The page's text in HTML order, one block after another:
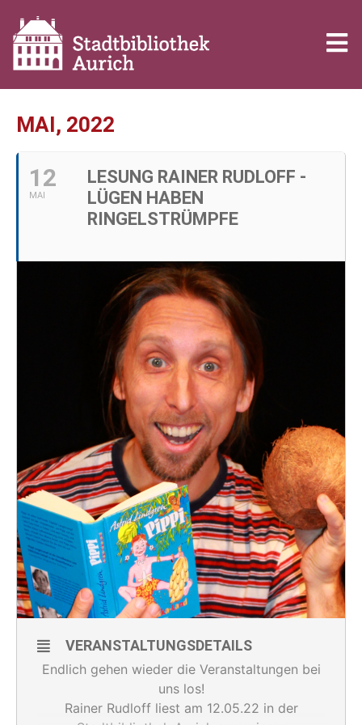
MAI, 2022
12
MAI
LESUNG RAINER RUDLOFF -
LÜGEN HABEN
RINGELSTRÜMPFE
VERANSTALTUNGSDETAILS
Endlich gehen wieder die Veranstaltungen bei
uns los!
Rainer Rudloff liest am 12.05.22 in der